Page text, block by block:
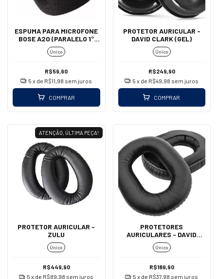
ESPUMA PARA MICROFONE
BOSE A20 (PARALELO 1°
LINHA)
Único
R$59,90
5 x de R$11,98 sem juros
COMPRAR
PROTETOR AURICULAR -
DAVID CLARK (GEL)
Único
R$249,90
5 x de R$49,98 sem juros
COMPRAR
ATENÇÃO, ÚLTIMA PEÇA!
PROTETOR AURICULAR -
ZULU
Único
R$449,90
5 x de R$89,98 sem juros
PROTETORES
AURICULARES - DAVID
CLARK (COURO/PARALELO)
Único
R$189,90
5 x de R$37,98 sem juros